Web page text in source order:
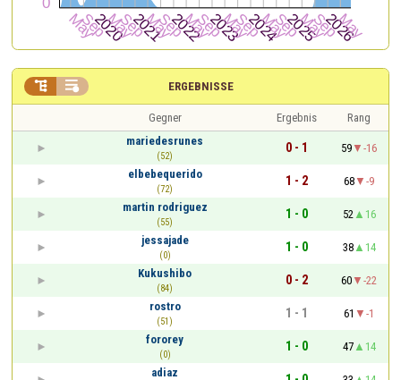
ERGEBNISSE
 
Gegner Ergebnis
Rang
mariedesrunes
(52)
0 - 1 59
-16
elbebequerido
(72)
1 - 2 68
-9
martin rodriguez
(55)
1 - 0 52
16
jessajade
(0)
1 - 0 38
14
Kukushibo
(84)
0 - 2 60
-22
rostro
(51)
1 - 1 61
-1
fororey
(0)
1 - 0 47
14
adiaz